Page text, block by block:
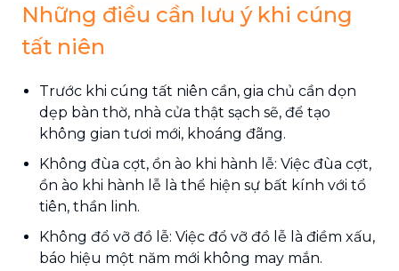
Những điều cần lưu ý khi cúng
tất niên
Trước khi cúng tất niên cần, gia chủ cần dọn
dẹp bàn thờ, nhà cửa thật sạch sẽ, để tạo
không gian tươi mới, khoáng đãng.
Không đùa cợt, ồn ào khi hành lễ: Việc đùa cợt,
ồn ào khi hành lễ là thể hiện sự bất kính với tổ
tiên, thần linh.
Không đổ vỡ đồ lễ: Việc đổ vỡ đồ lễ là điềm xấu,
báo hiệu một năm mới không may mắn.